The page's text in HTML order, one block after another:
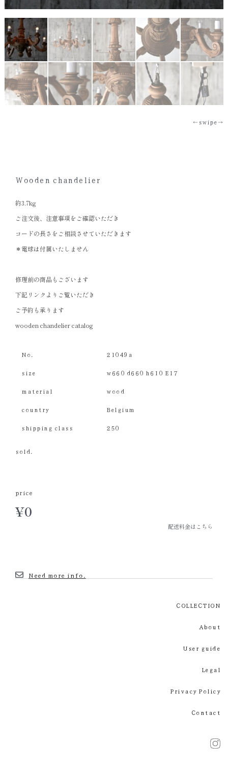
←swipe→
Wooden chandelier
約3.7kg
ご注文後、注意事項をご確認いただき
コードの長さをご相談させていただきます
＊電球は付属いたしません
修理前の商品もございます
下記リンクよりご覧いただき
ご予約も承ります
wooden chandelier catalog
No. 21049a
size w660 d660 h610 E17
material wood
country Belgium
shipping class 250
sold.
price
¥0
配送料金はこちら
Need more info.
COLLECTION
About
User guide
Legal
Privacy Policy
Contact